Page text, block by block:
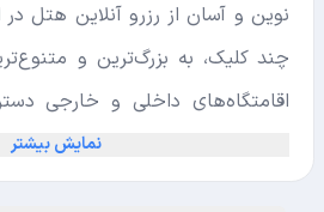
نوین و آسان از رزرو آنلاین هتل
چند کلیک، به بزرگ‌ترین و
اقامتگاه‌های داخلی و خارجی
در
همه مسافران است که
نمایش بیشتر